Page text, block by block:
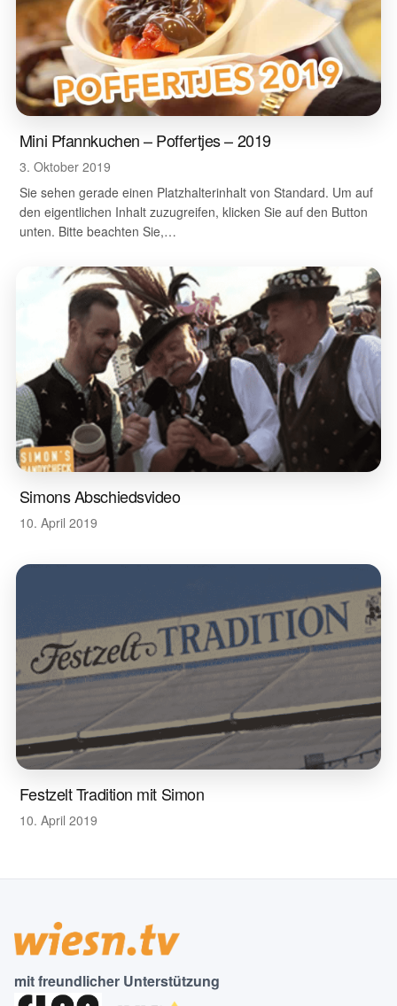
Mini Pfannkuchen – Poffertjes – 2019
3. Oktober 2019
Sie sehen gerade einen Platzhalterinhalt von Standard. Um auf
den eigentlichen Inhalt zuzugreifen, klicken Sie auf den Button
unten. Bitte beachten Sie,…
Simons Abschiedsvideo
10. April 2019
Festzelt Tradition mit Simon
10. April 2019
mit freundlicher Unterstützung